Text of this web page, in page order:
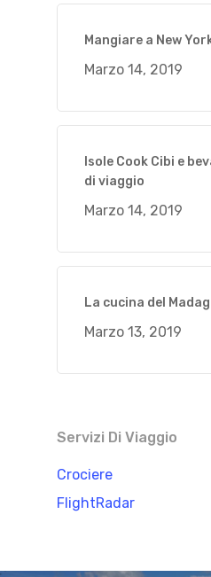
Mangiare a New
Marzo 14, 2019
Isole Cook Cibi e
di viaggio
Marzo 14, 2019
La cucina del
Marzo 13, 2019
Servizi Di Viaggio
Crociere
FlightRadar